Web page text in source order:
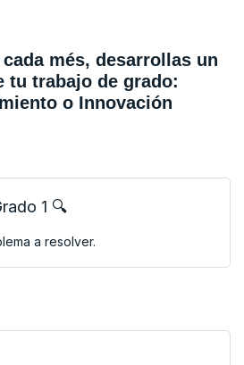
més, desarrollas un
tu trabajo de grado:
o Innovación
1 🔍
a resolver.